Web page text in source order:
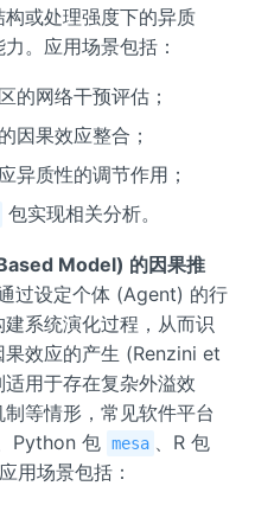
或处理强度下的异质
。应用场景包括：
的网络干预评估；
因果效应整合；
异质性的调节作用；
包实现相关分析。
Model) 的因果推
过设定个体 (Agent) 的行
系统演化过程，从而识
效应的产生 (Renzini et
用于存在复杂外溢效
等情形，常见软件平台
Python 包 mesa 、R 包
用场景包括：